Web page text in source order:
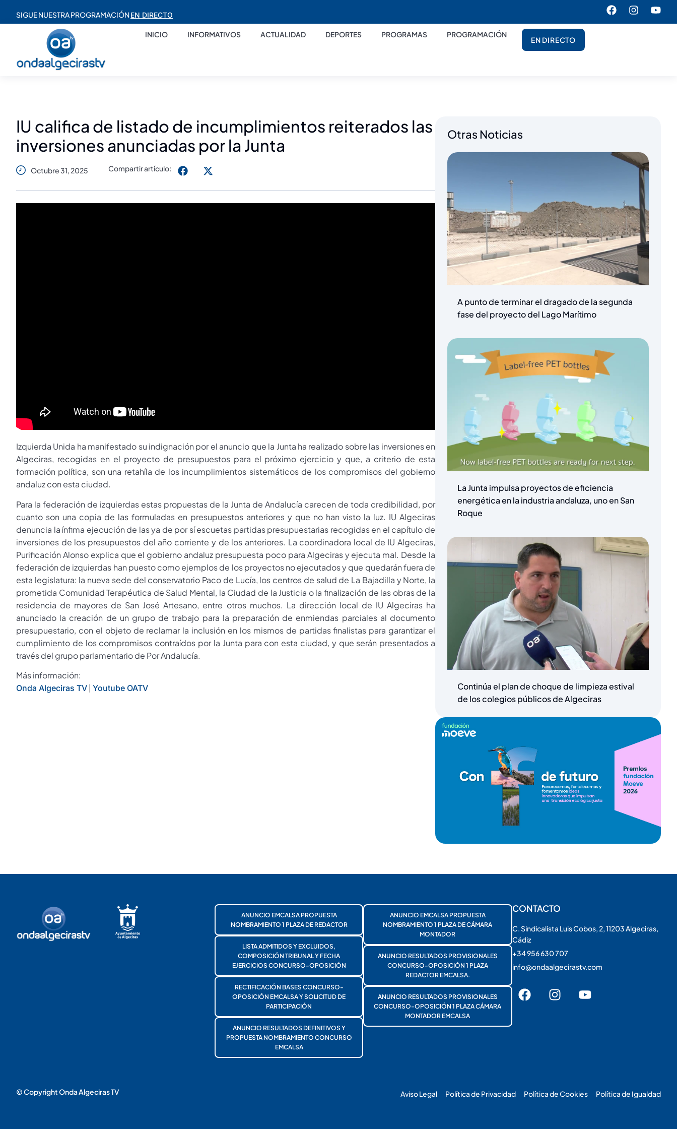
SIGUE NUESTRA PROGRAMACIÓNEN DIRECTO
INICIO INFORMATIVOS ACTUALIDAD DEPORTES PROGRAMAS PROGRAMACIÓN
EN DIRECTO
IU califica de listado de incumplimientos reiterados las
inversiones anunciadas por la Junta
Octubre 31, 2025 Compartir artículo:
Izquierda Unida ha manifestado su indignación por el anuncio que la Junta ha realizado sobre las inversiones en
Algeciras, recogidas en el proyecto de presupuestos para el próximo ejercicio y que, a criterio de esta
formación política, son una retahíla de los incumplimientos sistemáticos de los compromisos del gobierno
andaluz con esta ciudad.
Para la federación de izquierdas estas propuestas de la Junta de Andalucía carecen de toda credibilidad, por
cuanto son una copia de las formuladas en presupuestos anteriores y que no han visto la luz. IU Algeciras
denuncia la ínfima ejecución de las ya de por sí escuetas partidas presupuestarias recogidas en el capítulo de
inversiones de los presupuestos del año corriente y de los anteriores. La coordinadora local de IU Algeciras,
Purificación Alonso explica que el gobierno andaluz presupuesta poco para Algeciras y ejecuta mal. Desde la
federación de izquierdas han puesto como ejemplos de los proyectos no ejecutados y que quedarán fuera de
esta legislatura: la nueva sede del conservatorio Paco de Lucía, los centros de salud de La Bajadilla y Norte, la
prometida Comunidad Terapéutica de Salud Mental, la Ciudad de la Justicia o la finalización de las obras de la
residencia de mayores de San José Artesano, entre otros muchos. La dirección local de IU Algeciras ha
anunciado la creación de un grupo de trabajo para la preparación de enmiendas parciales al documento
presupuestario, con el objeto de reclamar la inclusión en los mismos de partidas finalistas para garantizar el
cumplimiento de los compromisos contraídos por la Junta para con esta ciudad, y que serán presentados a
través del grupo parlamentario de Por Andalucía.
Más información:
Onda Algeciras TV | Youtube OATV
Otras Noticias
A punto de terminar el dragado de la segunda
fase del proyecto del Lago Marítimo
La Junta impulsa proyectos de eficiencia
energética en la industria andaluza, uno en San
Roque
Continúa el plan de choque de limpieza estival
de los colegios públicos de Algeciras
ANUNCIO EMCALSA PROPUESTA
NOMBRAMIENTO 1 PLAZA DE REDACTOR
LISTA ADMITIDOS Y EXCLUIDOS,
COMPOSICIÓN TRIBUNAL Y FECHA
EJERCICIOS CONCURSO-OPOSICIÓN
RECTIFICACIÓN BASES CONCURSO-
OPOSICIÓN EMCALSA Y SOLICITUD DE
PARTICIPACIÓN
ANUNCIO RESULTADOS DEFINITIVOS Y
PROPUESTA NOMBRAMIENTO CONCURSO
EMCALSA
ANUNCIO EMCALSA PROPUESTA
NOMBRAMIENTO 1 PLAZA DE CÁMARA
MONTADOR
ANUNCIO RESULTADOS PROVISIONALES
CONCURSO-OPOSICIÓN 1 PLAZA
REDACTOR EMCALSA.
ANUNCIO RESULTADOS PROVISIONALES
CONCURSO-OPOSICIÓN 1 PLAZA CÁMARA
MONTADOR EMCALSA
CONTACTO
C. Sindicalista Luis Cobos, 2, 11203 Algeciras,
Cádiz
+34 956 630 707
info@ondaalgecirastv.com
© Copyright Onda Algeciras TV Aviso Legal Política de Privacidad Política de Cookies Política de Igualdad